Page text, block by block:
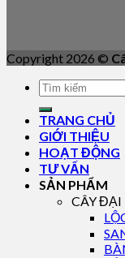
Copyright 2026 ©
TRANG CHỦ
GIỚI THIỆU
HOẠT ĐỘNG
TƯ VẤN
SẢN PHẨM
CÂY ĐẠI